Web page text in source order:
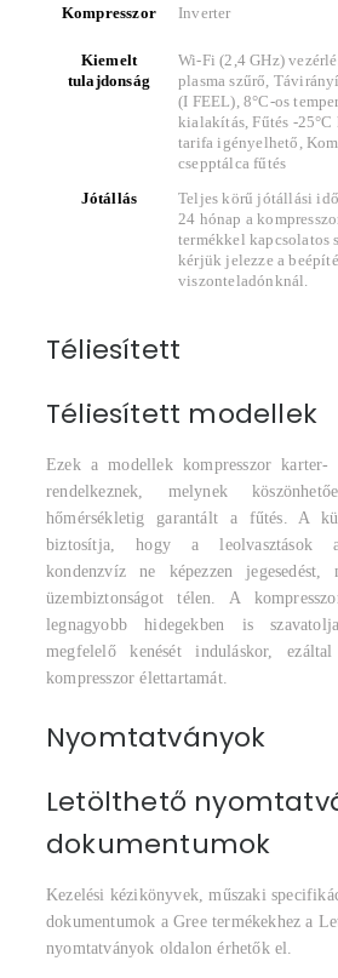
Kompresszor Inverter
Kiemelt
tulajdonság
Wi-Fi (2,4 GHz)
plasma szűrő,
(I FEEL), 8°C-os
kialakítás, Fűtés -
tarifa igényelhető,
csepptálca fűtés
Jótállás
Teljes körű jótállási
24 hónap a
termékkel kapcsolatos
kérjük jelezze a
viszonteladónknál.
Téliesített
Téliesített modellek
Ezek a modellek kompresszor karter-
rendelkeznek, melynek
hőmérsékletig garantált a fűtés. A
biztosítja, hogy a leolvasztások
kondenzvíz ne képezzen jegesedést,
üzembiztonságot télen. A
legnagyobb hidegekben is
megfelelő kenését induláskor,
kompresszor élettartamát.
Nyomtatványok
Letölthető
dokumentumok
Kezelési kézikönyvek, műszaki
dokumentumok a Gree termékekhez a
nyomtatványok oldalon érhetők el.